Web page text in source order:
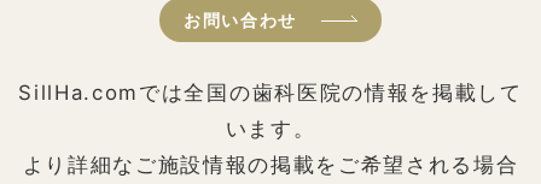
お問い合わせ
SillHa.comでは全国の歯科医院の情報を掲載して
います。
より詳細なご施設情報の掲載をご希望される場合